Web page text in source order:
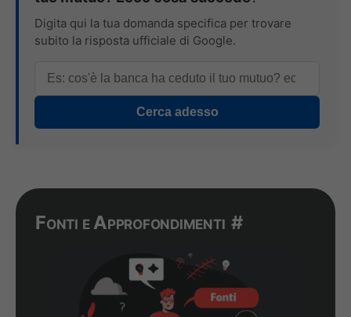
Digita qui la tua domanda specifica per trovare
subito la risposta ufficiale di Google.
Cerca adesso
Fonti e Approfondimenti #